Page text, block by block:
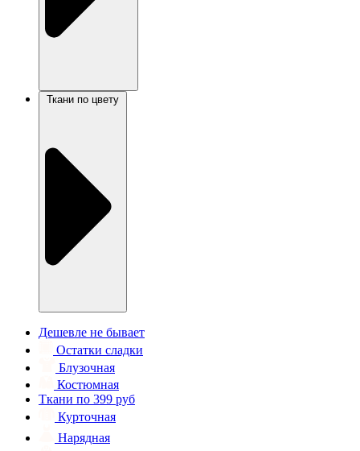
Дешевле не бывает
Остатки сладки
Блузочная
Костюмная
Ткани по 399 руб
Курточная
Нарядная